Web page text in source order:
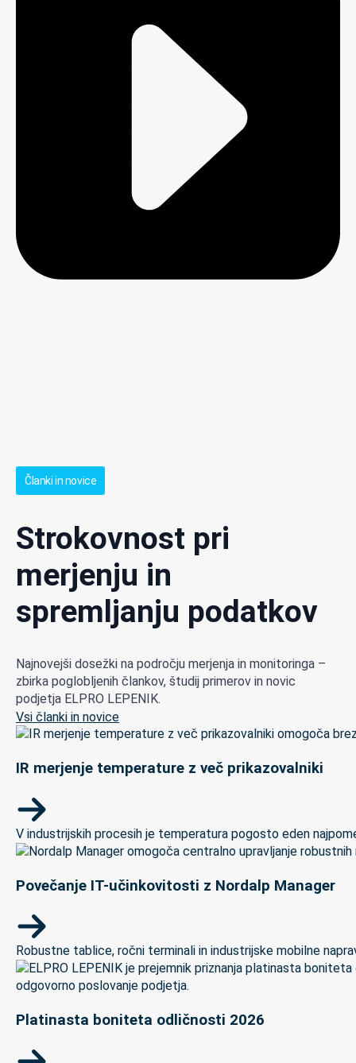
Članki in novice
Strokovnost pri
merjenju in
spremljanju podatkov
Najnovejši dosežki na področju merjenja in monitoringa –
zbirka poglobljenih člankov, študij primerov in novic
podjetja ELPRO LEPENIK.
Vsi članki in novice
IR merjenje temperature z več prikazovalniki
V industrijskih procesih je temperatura pogosto eden
Povečanje IT-učinkovitosti z Nordalp Manager
Robustne tablice, ročni terminali in industrijske mobilne
Platinasta boniteta odličnosti 2026